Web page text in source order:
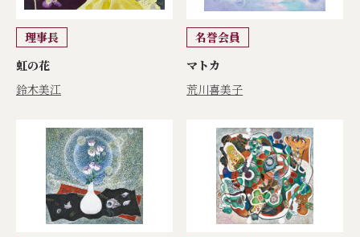
理事長
虹の花
鈴木美江
名誉会員
マトカ
荒川喜美子